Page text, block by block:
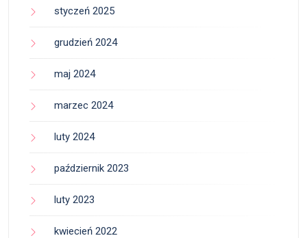
styczeń 2025
grudzień 2024
maj 2024
marzec 2024
luty 2024
październik 2023
luty 2023
kwiecień 2022